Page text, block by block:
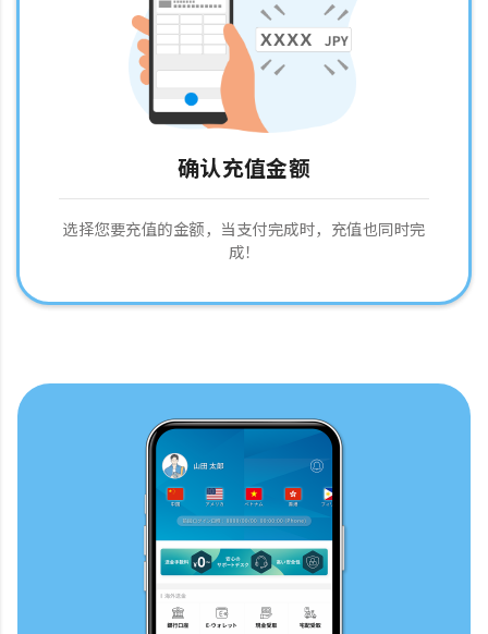
确认充值金额
选择您要充值的金额，当支付完成时，充值也同时完
成！